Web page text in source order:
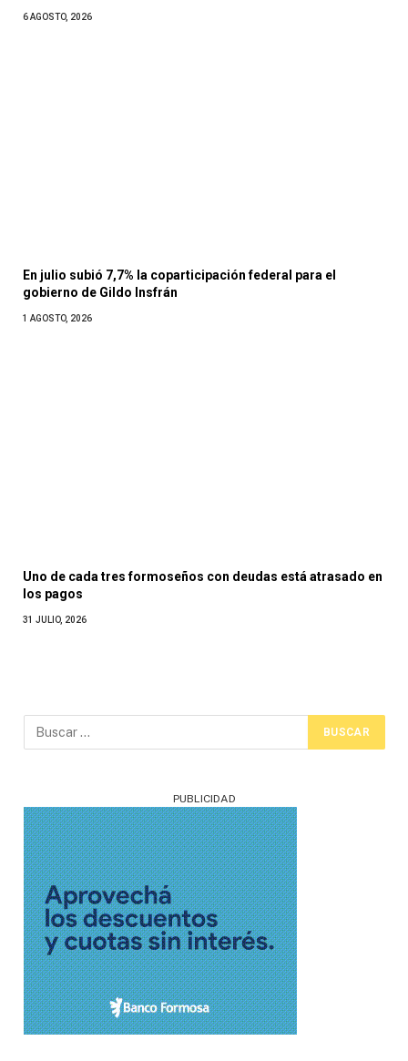
6 AGOSTO, 2026
En julio subió 7,7% la coparticipación federal para el
gobierno de Gildo Insfrán
1 AGOSTO, 2026
Uno de cada tres formoseños con deudas está atrasado en
los pagos
31 JULIO, 2026
PUBLICIDAD